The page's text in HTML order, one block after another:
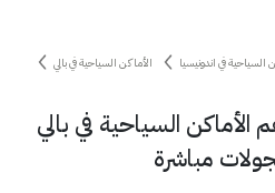
السياحية في اندونيسيا
الأماكن السياحية في بالي
الأماكن السياحية في بالي
مباشرة